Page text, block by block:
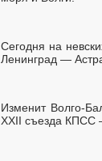
Сегодня на
Ленинград —
Изменит Волго-
XXII съезда КПСС